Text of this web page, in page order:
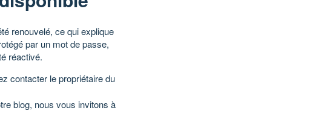
renouvelé, ce qui explique
par un mot de passe,
réactivé.
contacter le propriétaire du
blog, nous vous invitons à